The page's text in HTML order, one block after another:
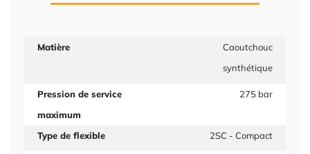
Matière
Caoutchouc
synthétique
Pression de service
maximum
275 bar
Type de flexible 2SC - Compact